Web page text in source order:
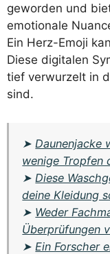
geworden und
emotionale
Ein Herz-Emoji
Diese digitalen
tief verwurzelt in
sind.
➤ Daunenjacke
wenige Tropfen
➤ Diese
deine Kleidung
➤ Weder
Überprüfungen
➤ Ein Forscher